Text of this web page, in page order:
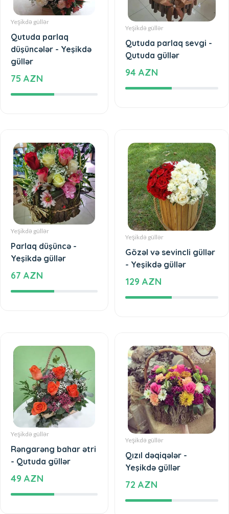
Yeşikdə güllər
Qutuda parlaq
düşüncələr - Yeşikdə
güllər
75 AZN
Yeşikdə güllər
Qutuda parlaq sevgi -
Qutuda güllər
94 AZN
Yeşikdə güllər
Parlaq düşüncə -
Yeşikdə güllər
67 AZN
Yeşikdə güllər
Gözəl və sevincli güllər
- Yeşikdə güllər
129 AZN
Yeşikdə güllər
Rəngarəng bahar ətri
- Qutuda güllər
49 AZN
Yeşikdə güllər
Qızıl dəqiqələr -
Yeşikdə güllər
72 AZN